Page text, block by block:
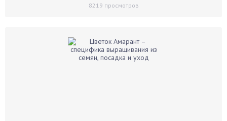
8219 просмотров